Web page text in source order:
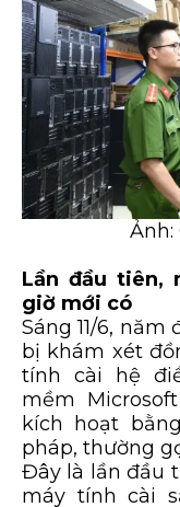
Ảnh:
Lần đầu tiên,
giờ mới có
Sáng 11/6,
bị khám xét
tính cài hệ
mềm
kích hoạt
pháp, thường
Đây là lần đầu
máy tính cài